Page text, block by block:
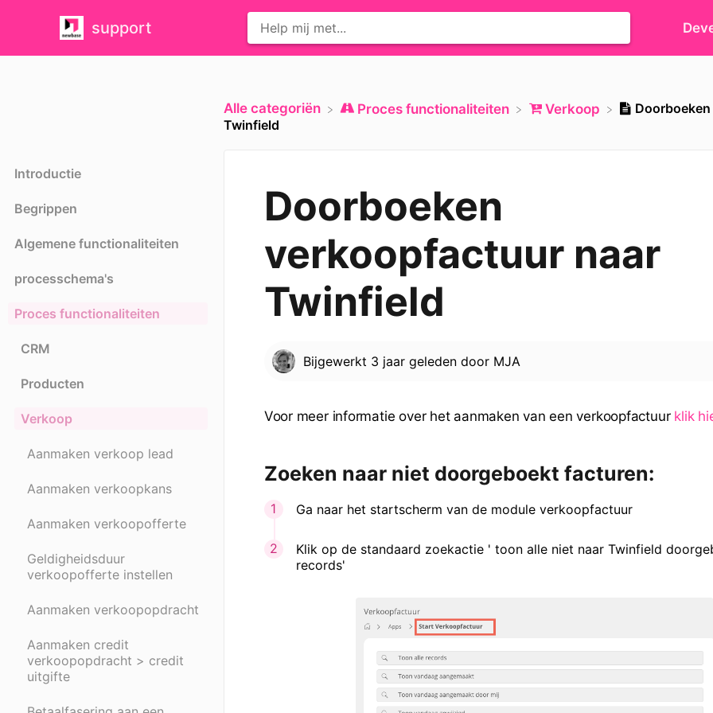
support
Introductie
Begrippen
Algemene functionaliteiten
processchema's
Proces functionaliteiten
CRM
Producten
Verkoop
Aanmaken verkoop lead
Aanmaken verkoopkans
Aanmaken verkoopofferte
Geldigheidsduur
verkoopofferte instellen
Aanmaken verkoopopdracht
Aanmaken credit
verkoopopdracht > credit
uitgifte
Alle categoriën ​Proces functionaliteiten ​Verkoop
Twinfield
Doorboeken
verkoopfactuur naar
Twinfield
Bijgewerkt 3 jaar geleden door MJA
Voor meer informatie over het aanmaken van een verkoopfactuur klik
Zoeken naar niet doorgeboekt facturen:
Ga naar het startscherm van de module verkoopfactuur
Klik op de standaard zoekactie ' toon alle niet naar Twinfield
records'